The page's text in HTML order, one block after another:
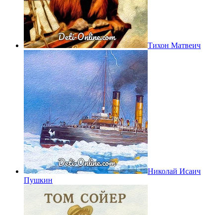
Тихон Матвеич
Николай Исаич
Пушкин